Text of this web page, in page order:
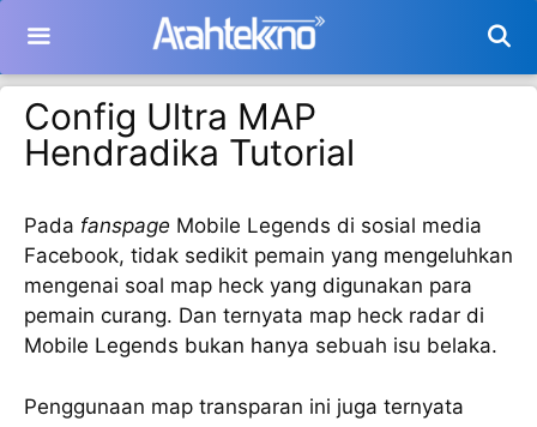
isi
Config Ultra MAP
Hendradika Tutorial
Pada fanspage Mobile Legends di sosial media
Facebook, tidak sedikit pemain yang mengeluhkan
mengenai soal map heck yang digunakan para
pemain curang. Dan ternyata map heck radar di
Mobile Legends bukan hanya sebuah isu belaka.
Penggunaan map transparan ini juga ternyata